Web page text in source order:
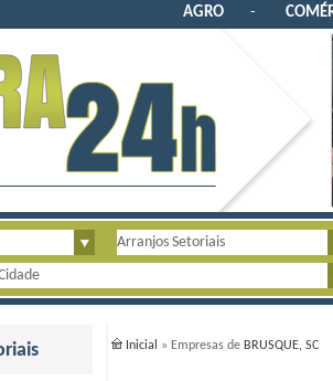
AGRO-
Inicial » Empresas de BRUSQUE, SC